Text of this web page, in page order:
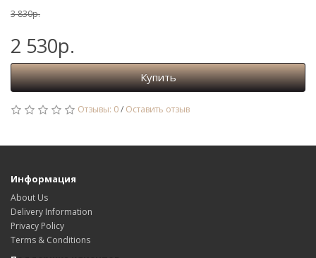
3 830р.
2 530р.
Купить
Отзывы: 0/ Оставить отзыв
Информация
About Us
Delivery Information
Privacy Policy
Terms & Conditions